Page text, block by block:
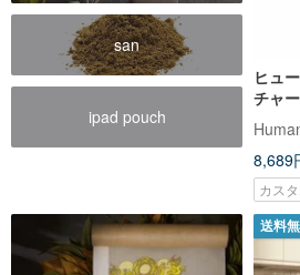
san
ipad pouch
ヒュ
チャ
枚
8,689
カス
送料